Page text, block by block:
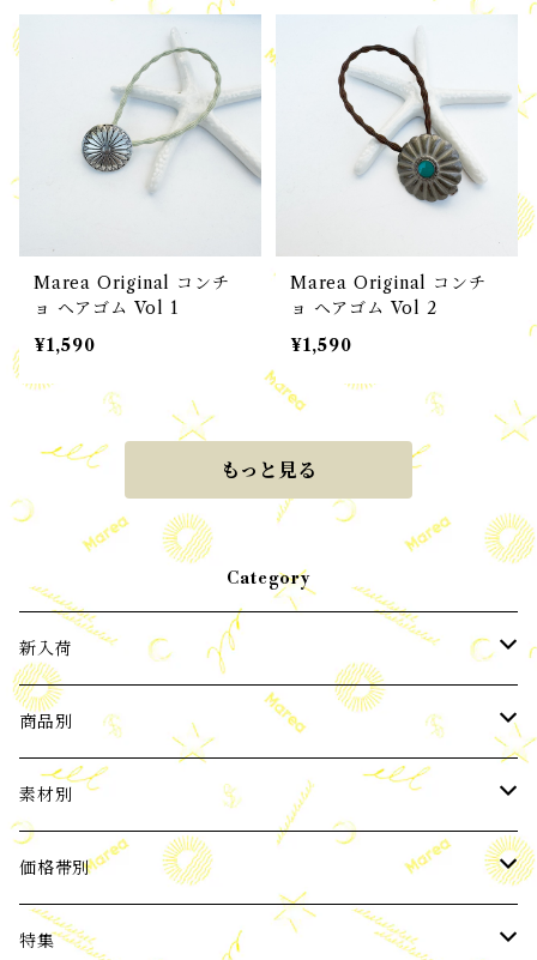
Marea Original コンチ
ョ ヘアゴム Vol 1
¥1,590
Marea Original コンチ
ョ ヘアゴム Vol 2
¥1,590
もっと見る
Category
新入荷
2024年3月新入荷
2024年4月新入荷
2024年5月新入荷
2024年6月新入荷
商品別
ピアス
イヤーカフ
ネックレス
素材別
パール
バロックパール
天然石
価格帯別
3,000円以下
特集